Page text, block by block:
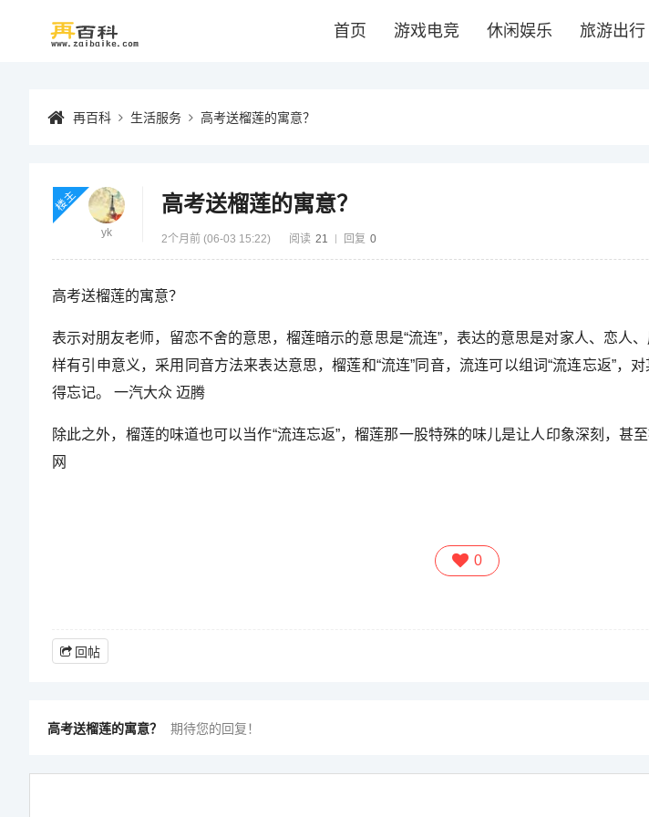
首页 游戏电竞 休闲娱乐 旅游出行
再百科 生活服务 高考送榴莲的寓意？
高考送榴莲的寓意？
2个月前 (06-03 15:22) 阅读 21 回复 0
yk
楼主
高考送榴莲的寓意？
表示对朋友老师，留恋不舍的意思，榴莲暗示的意思是“流连”，表达的意思是对家人、恋人
样有引申意义，采用同音方法来表达意思，榴莲和“流连”同音，流连可以组词“流连忘返”，
得忘记。 一汽大众 迈腾
除此之外，榴莲的味道也可以当作“流连忘返”，榴莲那一股特殊的味儿是让人印象深刻，甚
网
0
回帖
高考送榴莲的寓意？ 期待您的回复！